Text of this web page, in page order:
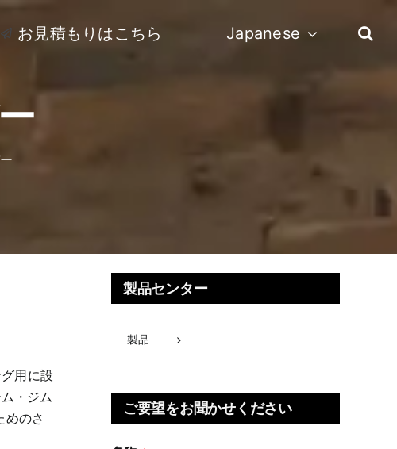
お見積もりはこちら Japanese
用に設
・ジム
めのさ
製品センター
製品
ご要望をお聞かせください